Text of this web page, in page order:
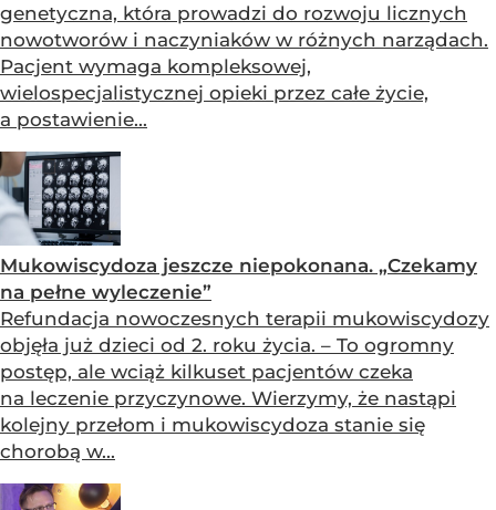
genetyczna, która prowadzi do rozwoju licznych
nowotworów i naczyniaków w różnych narządach.
Pacjent wymaga kompleksowej,
wielospecjalistycznej opieki przez całe życie,
a postawienie...
Mukowiscydoza jeszcze niepokonana. „Czekamy
na pełne wyleczenie”
Refundacja nowoczesnych terapii mukowiscydozy
objęła już dzieci od 2. roku życia. – To ogromny
postęp, ale wciąż kilkuset pacjentów czeka
na leczenie przyczynowe. Wierzymy, że nastąpi
kolejny przełom i mukowiscydoza stanie się
chorobą w...